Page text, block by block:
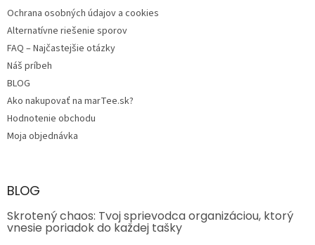
Ochrana osobných údajov a cookies
Alternatívne riešenie sporov
FAQ – Najčastejšie otázky
Náš príbeh
BLOG
Ako nakupovať na marTee.sk?
Hodnotenie obchodu
Moja objednávka
BLOG
Skrotený chaos: Tvoj sprievodca organizáciou, ktorý
vnesie poriadok do každej tašky